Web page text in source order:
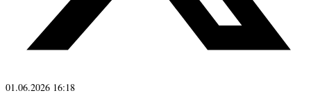
01.06.2026 16:18